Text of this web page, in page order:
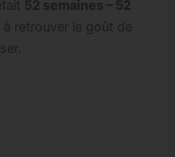
52 semaines – 52
retrouver le goût de